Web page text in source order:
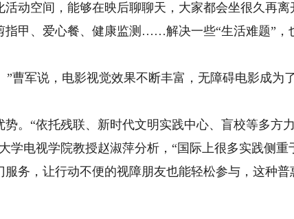
动空间，能够在映后聊聊天，大家都会坐很久再离
甲、爱心餐、健康监测……解决一些“生活难题”，
军说，电影视觉效果不断丰富，无障碍电影成为
“依托残联、新时代文明实践中心、盲校等多方
学电视学院教授赵淑萍分析，“国际上很多实践侧重
务，让行动不便的视障朋友也能轻松参与，这种普